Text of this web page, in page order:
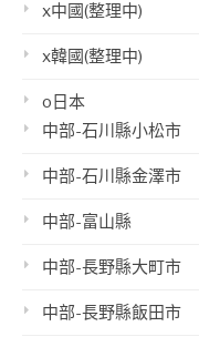
x中國(整理中)
x韓國(整理中)
o日本
中部-石川縣小松市
中部-石川縣金澤市
中部-富山縣
中部-長野縣大町市
中部-長野縣飯田市